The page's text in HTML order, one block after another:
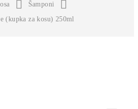
Šamponi
(kupka za kosu) 250ml